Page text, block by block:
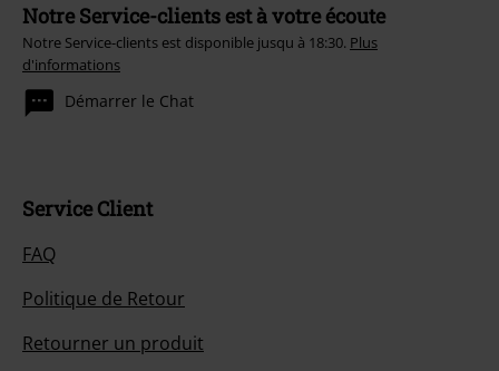
Notre Service-clients est à votre écoute
Notre Service-clients est disponible jusqu à 18:30. Plus
d'informations
Démarrer le Chat
Service Client
FAQ
Politique de Retour
Retourner un produit